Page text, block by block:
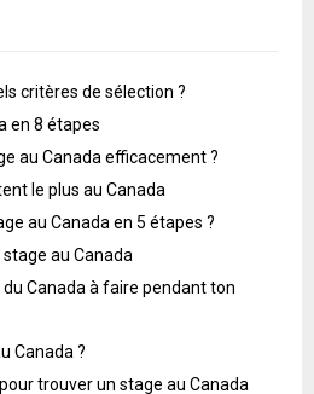
critères de sélection ?
en 8 étapes
au Canada efficacement ?
le plus au Canada
au Canada en 5 étapes ?
au Canada
Canada à faire pendant ton
Canada ?
trouver un stage au Canada